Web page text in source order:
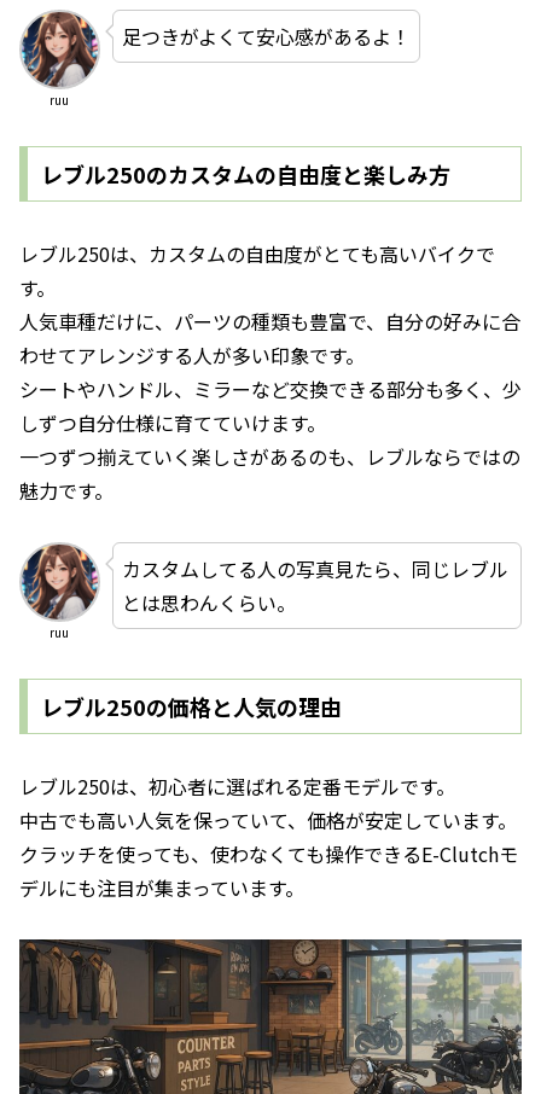
ruu
足つきがよくて安心感があるよ！
レブル250のカスタムの自由度と楽しみ方
レブル250は、カスタムの自由度がとても高いバイクで
す。
人気車種だけに、パーツの種類も豊富で、自分の好みに合
わせてアレンジする人が多い印象です。
シートやハンドル、ミラーなど交換できる部分も多く、少
しずつ自分仕様に育てていけます。
一つずつ揃えていく楽しさがあるのも、レブルならではの
魅力です。
ruu
カスタムしてる人の写真見たら、同じレブル
とは思わんくらい。
レブル250の価格と人気の理由
レブル250は、初心者に選ばれる定番モデルです。
中古でも高い人気を保っていて、価格が安定しています。
クラッチを使っても、使わなくても操作できるE-Clutchモ
デルにも注目が集まっています。